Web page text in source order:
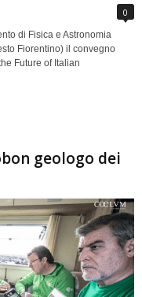
0
di Fisica e Astronomia
Fiorentino) il convegno
Future of Italian
geologo dei